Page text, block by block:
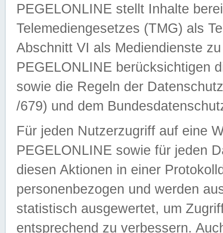
PEGELONLINE stellt Inhalte
Telemediengesetzes (TMG) als
Abschnitt VI als Mediendienste
PEGELONLINE berücksichtigen
sowie die Regeln der
/679) und dem
Für jeden Nutzerzugriff auf eine
PEGELONLINE sowie für jeden
diesen Aktionen in einer
personenbezogen und werden
statistisch ausgewertet, um
entsprechend zu verbessern.